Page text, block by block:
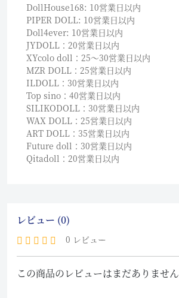
DollHouse168: 10営業日以内
PIPER DOLL: 10営業日以内
Doll4ever: 10営業日以内
JYDOLL：20営業日以内
XYcolo doll：25〜30営業日以内
MZR DOLL：25営業日以内
ILDOLL：30営業日以内
Top sino：40営業日以内
SILIKODOLL：30営業日以内
WAX DOLL：25営業日以内
ART DOLL：35営業日以内
Future doll：30営業日以内
Qitadoll：20営業日以内
レビュー (0)
0 レビュー
この商品のレビューはまだありません